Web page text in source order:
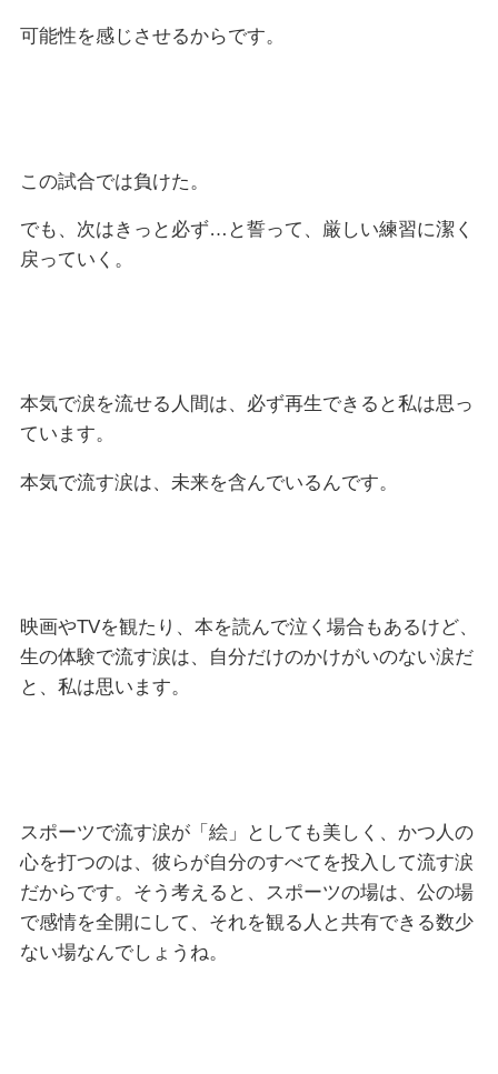
可能性を感じさせるからです。
この試合では負けた。
でも、次はきっと必ず…と誓って、厳しい練習に潔く
戻っていく。
本気で涙を流せる人間は、必ず再生できると私は思っ
ています。
本気で流す涙は、未来を含んでいるんです。
映画やTVを観たり、本を読んで泣く場合もあるけど、
生の体験で流す涙は、自分だけのかけがいのない涙だ
と、私は思います。
スポーツで流す涙が「絵」としても美しく、かつ人の
心を打つのは、彼らが自分のすべてを投入して流す涙
だからです。そう考えると、スポーツの場は、公の場
で感情を全開にして、それを観る人と共有できる数少
ない場なんでしょうね。